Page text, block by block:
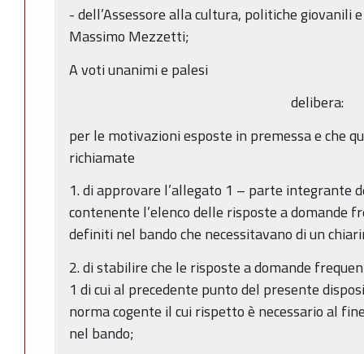
- dell’Assessore alla cultura, politiche giovanili
Massimo Mezzetti;
A voti unanimi e palesi
delibera:
per le motivazioni esposte in premessa e che
richiamate
1. di approvare l’allegato 1 – parte integrante
contenente l’elenco delle risposte a domande
definiti nel bando che necessitavano di un
2. di stabilire che le risposte a domande
1 di cui al precedente punto del presente
norma cogente il cui rispetto è necessario al
nel bando;